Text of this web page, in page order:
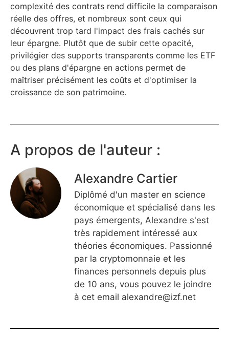
complexité des contrats rend difficile la comparaison
réelle des offres, et nombreux sont ceux qui
découvrent trop tard l'impact des frais cachés sur
leur épargne. Plutôt que de subir cette opacité,
privilégier des supports transparents comme les ETF
ou des plans d'épargne en actions permet de
maîtriser précisément les coûts et d'optimiser la
croissance de son patrimoine.
A propos de l'auteur :
Alexandre Cartier
Diplômé d'un master en science
économique et spécialisé dans les
pays émergents, Alexandre s'est
très rapidement intéressé aux
théories économiques. Passionné
par la cryptomonnaie et les
finances personnels depuis plus
de 10 ans, vous pouvez le joindre
à cet email alexandre@izf.net